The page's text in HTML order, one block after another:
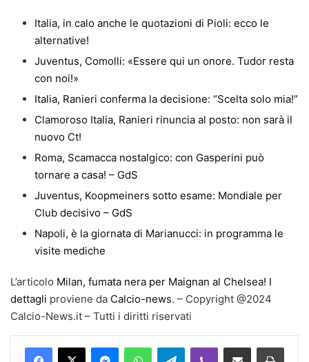
Italia, in calo anche le quotazioni di Pioli: ecco le
alternative!
Juventus, Comolli: «Essere qui un onore. Tudor resta
con noi!»
Italia, Ranieri conferma la decisione: “Scelta solo mia!”
Clamoroso Italia, Ranieri rinuncia al posto: non sarà il
nuovo Ct!
Roma, Scamacca nostalgico: con Gasperini può
tornare a casa! – GdS
Juventus, Koopmeiners sotto esame: Mondiale per
Club decisivo – GdS
Napoli, è la giornata di Marianucci: in programma le
visite mediche
L’articolo Milan, fumata nera per Maignan al Chelsea! I
dettagli proviene da Calcio-news. – Copyright @2024
Calcio-News.it – Tutti i diritti riservati
Telegram